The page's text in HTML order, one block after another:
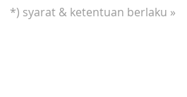
*) syarat & ketentuan berlaku »